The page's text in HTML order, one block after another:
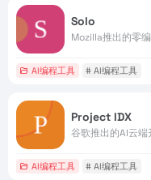
Solo
Mozilla推出的零
AI编程工具 # AI编程工具
Project IDX
谷歌推出的AI云
AI编程工具 # AI编程工具